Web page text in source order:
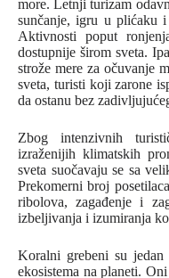
more. Letnji turizam
sunčanje, igru u plićaku
Aktivnosti poput
dostupnije širom sveta.
strože mere za očuvanje
sveta, turisti koji zarone
da ostanu bez
Zbog intenzivnih
izraženijih klimatskih
sveta suočavaju se sa
Prekomerni broj
ribolova, zagađenje i
izbeljivanja i izumiranja
Koralni grebeni su
ekosistema na planeti.